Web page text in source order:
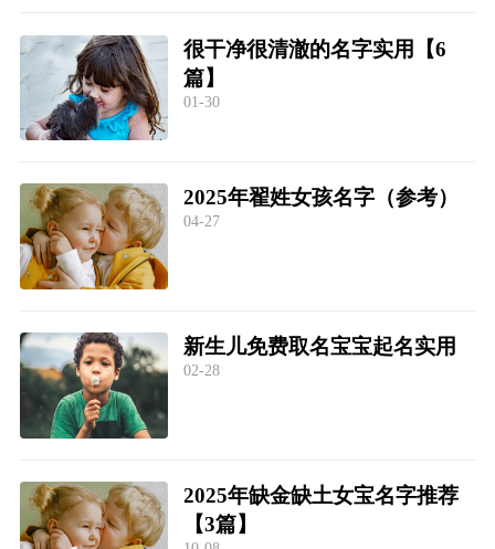
很干净很清澈的名字实用【6
篇】
01-30
2025年翟姓女孩名字（参考）
04-27
新生儿免费取名宝宝起名实用
02-28
2025年缺金缺土女宝名字推荐
【3篇】